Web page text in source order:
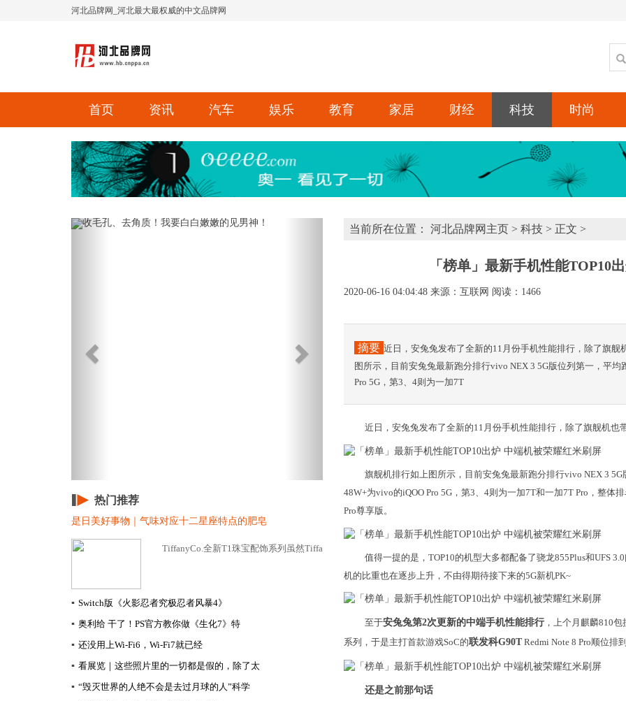
河北品牌网_河北最大最权威的中文品牌网
首页 资讯 汽车 娱乐 教育 家居 财经 科技 时尚
Previous
热门推荐
是日美好事物｜气味对应十二星座特点的肥皂
TiffanyCo.全新T1珠宝配饰系列虽然TiffanyCo.的T1珠宝系...
▪ Switch版《火影忍者究极忍者风暴4》
▪ 奥利给 干了！PS官方教你做《生化7》特
▪ 还没用上Wi-Fi6，Wi-Fi7就已经
▪ 看展览｜这些照片里的一切都是假的，除了太
▪ “毁灭世界的人绝不会是去过月球的人”科学
当前所在位置： 河北品牌网主页 > 科技 > 正文 >
「榜单」最新手机性能TOP10
2020-06-16 04:04:48 来源：互联网 阅读：1466
摘要 近日，安兔兔发布了全新的11月份手机性能排行，除了旗
图所示，目前安兔兔最新跑分排行vivo NEX 3 5G版位列第一，平
Pro 5G，第3、4则为一加7T
近日，安兔兔发布了全新的11月份手机性能排行，除了旗舰机也
旗舰机排行如上图所示，目前安兔兔最新跑分排行vivo NEX 3
48W+为vivo的iQOO Pro 5G，第3、4则为一加7T和一加7T Pro，整体
Pro尊享版。
值得一提的是，TOP10的机型大多都配备了骁龙855Plus和UFS
机的比重也在逐步上升，不由得期待接下来的5G新机PK~
至于安兔兔第2次更新的中端手机性能排行，上个月麒麟810包
系列，于是主打首款游戏SoC的联发科G90TRedmi Note 8 Pro顺位排
还是之前那句话